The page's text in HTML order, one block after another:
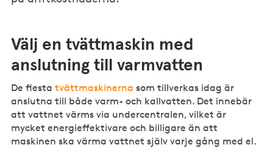
Välj en tvättmaskin med
anslutning till varmvatten
De flestatvättmaskinerna som tillverkas idag är
anslutna till både varm- och kallvatten. Det innebär
att vattnet värms via undercentralen, vilket är
mycket energieffektivare och billigare än att
maskinen ska värma vattnet själv varje gång med el.